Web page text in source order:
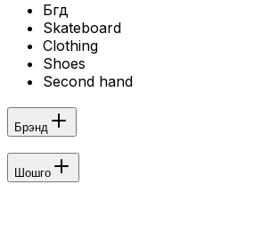
Бүгд
Skateboard
Clothing
Shoes
Second hand
Брэнд
Шошго